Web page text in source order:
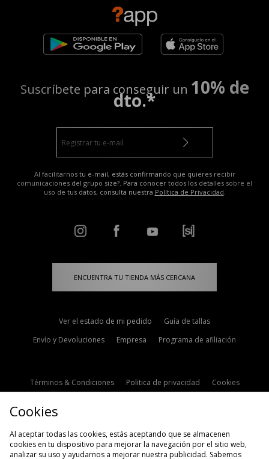
Suscríbete para conseguir un 10% de
dto.*
Al facilitarnos tu e-mail, estás confirmando que quieres recibir
comunicaciones del grupo size?. Para conocer todos los detalles sobre el
uso de tus datos, consulta nuestra Política de Privacidad.
ENCUENTRA TU TIENDA MÁS CERCANA
Ver el estado de mi pedido
Guía de tallas
Envío y Devoluciones
Empresa Programa de afiliación
Términos & Condiciones Politica de privacidad
Cookies
Cookies
Al aceptar todas las cookies, estás aceptando que se almacenen
cookies en tu dispositivo para mejorar la navegación por el sitio web,
analizar su uso y ayudarnos a mejorar nuestra publicidad. Sabemos